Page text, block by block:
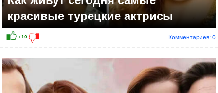
+12
красивые турецкие актрисы
Комментариев: 0